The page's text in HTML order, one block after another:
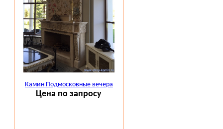
Камин Подмосковные вечера
Цена по запросу